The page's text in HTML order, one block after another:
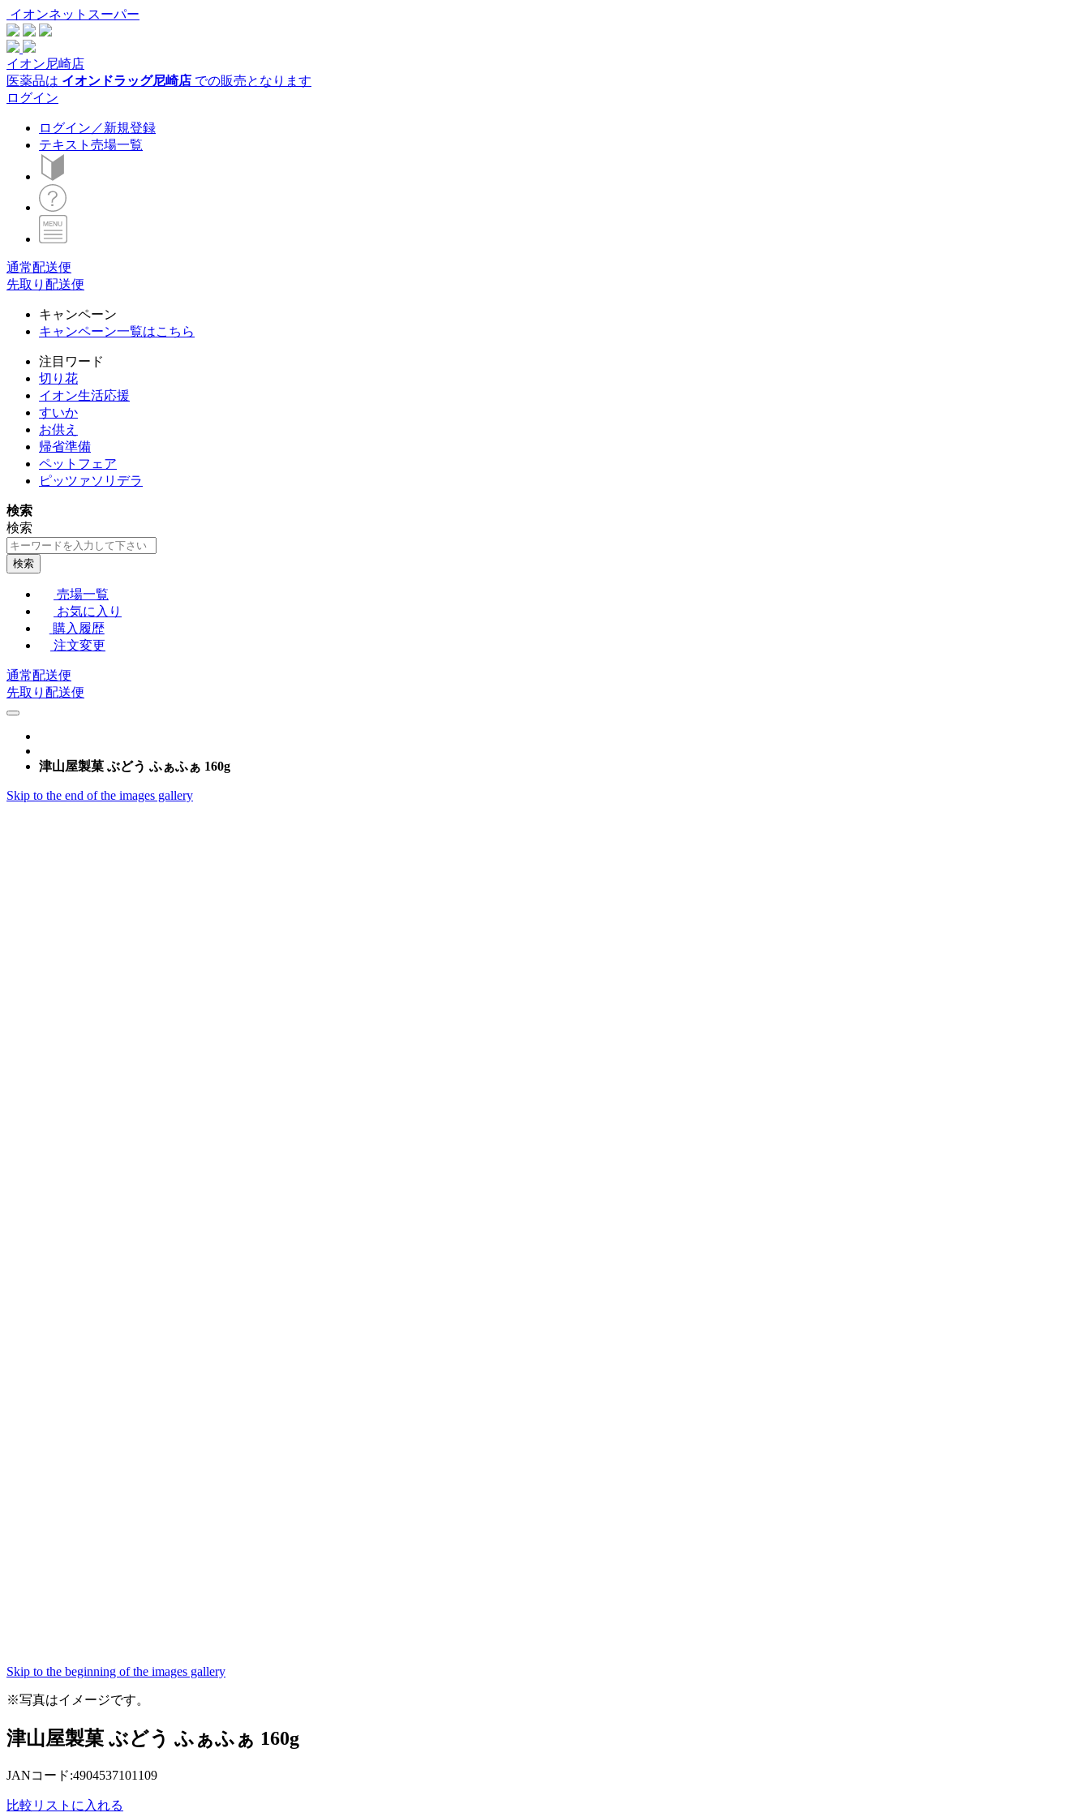
イオンネットスーパー
イオン尼崎店
医薬品は イオンドラッグ尼崎店 での販売となります
ログイン
ログイン／新規登録
テキスト売場一覧
通常配送便
先取り配送便
キャンペーン
キャンペーン一覧はこちら
注目ワード
切り花
イオン生活応援
すいか
お供え
帰省準備
ペットフェア
ピッツァソリデラ
検索
検索
検索
売場一覧
お気に入り
購入履歴
注文変更
通常配送便
先取り配送便
津山屋製菓 ぶどう ふぁふぁ 160g
Skip to the end of the images gallery
Skip to the beginning of the images gallery
※写真はイメージです。
津山屋製菓 ぶどう ふぁふぁ 160g
JANコード:4904537101109
比較リストに入れる